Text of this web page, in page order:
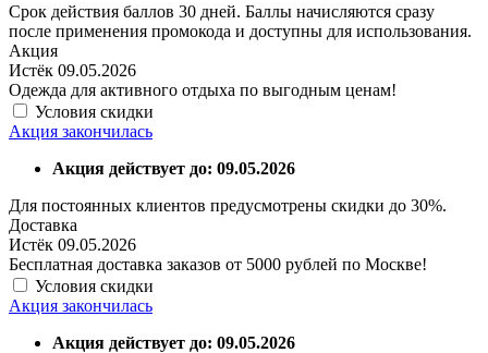
Срок действия баллов 30 дней. Баллы начисляются сразу
после применения промокода и доступны для использования.
Акция
Истёк 09.05.2026
Одежда для активного отдыха по выгодным ценам!
Условия скидки
Акция закончилась
Акция действует до: 09.05.2026
Для постоянных клиентов предусмотрены скидки до 30%.
Доставка
Истёк 09.05.2026
Бесплатная доставка заказов от 5000 рублей по Москве!
Условия скидки
Акция закончилась
Акция действует до: 09.05.2026